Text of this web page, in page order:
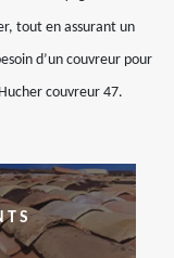
tout en assurant un
d’un couvreur pour
couvreur 47.